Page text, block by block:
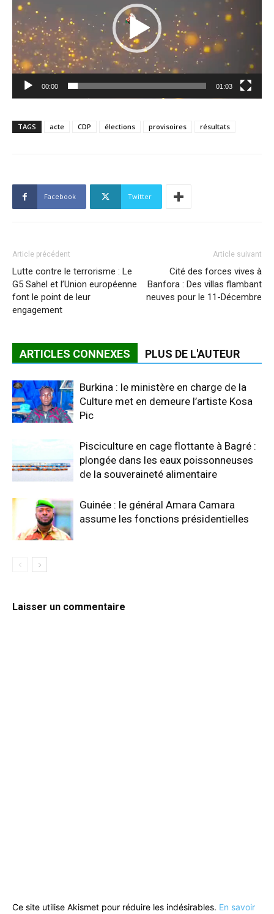
00:00 01:03
TAGS acte CDP élections provisoires résultats
Facebook Twitter
Article précédent
Lutte contre le terrorisme : Le
G5 Sahel et l’Union européenne
font le point de leur
engagement
Article suivant
Cité des forces vives à
Banfora : Des villas flambant
neuves pour le 11-Décembre
ARTICLES CONNEXES PLUS DE L'AUTEUR
Burkina : le ministère en charge de la
Culture met en demeure l’artiste Kosa
Pic
Pisciculture en cage flottante à Bagré :
plongée dans les eaux poissonneuses
de la souveraineté alimentaire
Guinée : le général Amara Camara
assume les fonctions présidentielles
Laisser un commentaire
Ce site utilise Akismet pour réduire les indésirables. En savoir